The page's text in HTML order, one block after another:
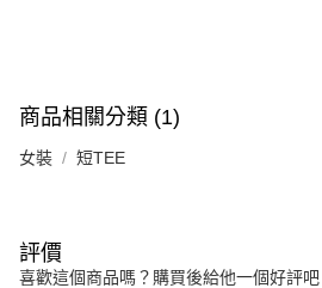
４．使用「AFTEE先享後付」時，將依據個別
時審查核予不同之上限額度；若仍有額度不足
請求用戶進行身份認證。
商品相關分類 (1)
女裝 短TEE
評價
喜歡這個商品嗎？購買後給他一個好評吧